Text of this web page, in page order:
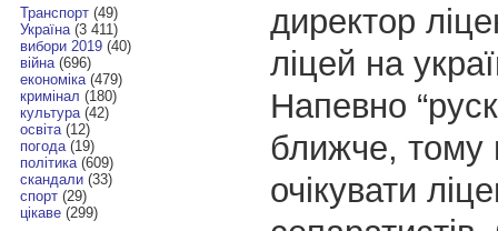
Транспорт(49)
Україна(3 411)
вибори 2019(40)
війна(696)
економіка(479)
кримінал (180)
культура(42)
освіта(12)
погода(19)
політика(609)
скандали(33)
спорт(29)
цікаве(299)
директор
ліцей на
Напевно
ближче, тому
очікувати